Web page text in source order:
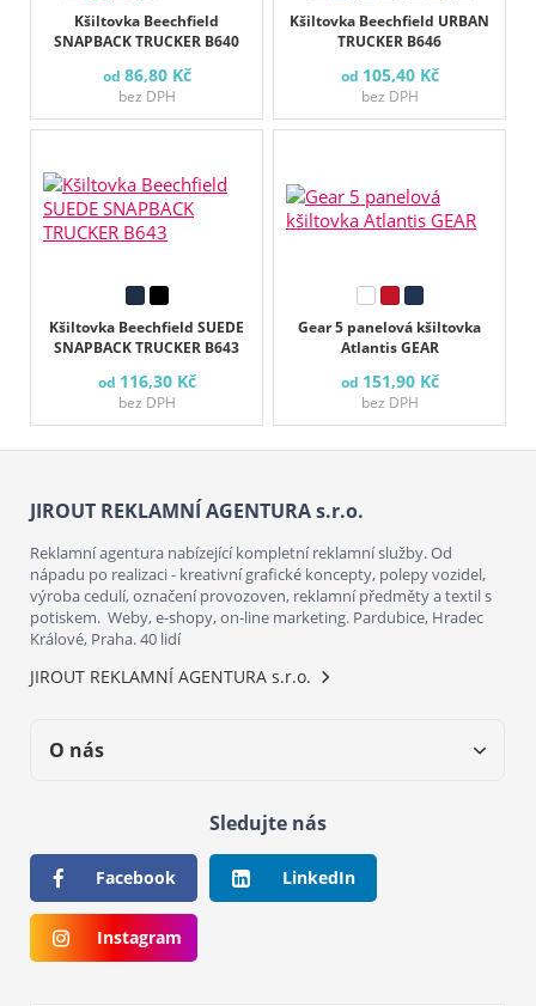
Kšiltovka Beechfield
SNAPBACK TRUCKER B640
od 86,80 Kč
bez DPH
Kšiltovka Beechfield URBAN
TRUCKER B646
od 105,40 Kč
bez DPH
Kšiltovka Beechfield SUEDE
SNAPBACK TRUCKER B643
od 116,30 Kč
bez DPH
Gear 5 panelová kšiltovka
Atlantis GEAR
od 151,90 Kč
bez DPH
JIROUT REKLAMNÍ AGENTURA s.r.o.
Reklamní agentura nabízející kompletní reklamní služby. Od
nápadu po realizaci - kreativní grafické koncepty, polepy vozidel,
výroba cedulí, označení provozoven, reklamní předměty a textil s
potiskem. Weby, e-shopy, on-line marketing. Pardubice, Hradec
Králové, Praha. 40 lidí
JIROUT REKLAMNÍ AGENTURA s.r.o.
O nás
Sledujte nás
Facebook LinkedIn
Instagram